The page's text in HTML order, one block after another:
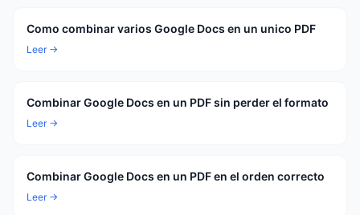
Como combinar varios Google Docs en un unico PDF
Leer →
Combinar Google Docs en un PDF sin perder el formato
Leer →
Combinar Google Docs en un PDF en el orden correcto
Leer →